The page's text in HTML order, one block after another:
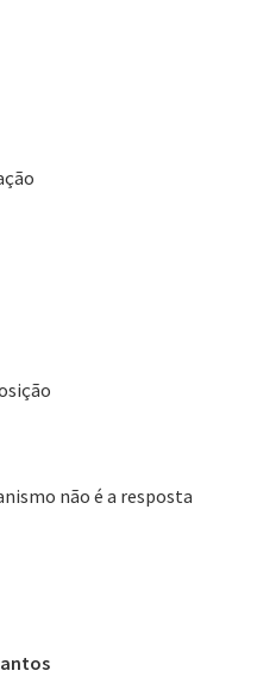
não é a resposta